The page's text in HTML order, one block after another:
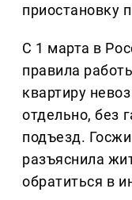
приостановку
С 1 марта в
правила
квартиру
отдельно, без
подъезд.
разъяснила
обратиться в